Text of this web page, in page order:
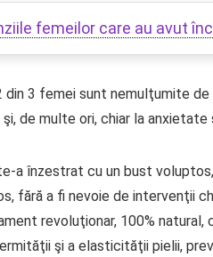
femeilor care au avut
din 3 femei sunt nemulţumite
de multe ori, chiar la anxietate
a înzestrat cu un bust
fără a fi nevoie de intervenţii
revoluţionar, 100%
şi a elasticităţii pielii,